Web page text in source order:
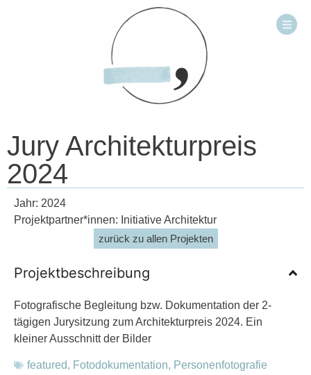
Jury Architekturpreis
2024
Jahr: 2024
Projektpartner*innen: Initiative Architektur
zurück zu allen Projekten
Projektbeschreibung
Fotografische Begleitung bzw. Dokumentation der 2-
tägigen Jurysitzung zum Architekturpreis 2024. Ein
kleiner Ausschnitt der Bilder
featured, Fotodokumentation, Personenfotografie